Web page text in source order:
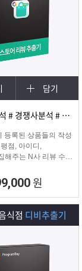
담기
#자사제품분석 # 경쟁사분석 # 마케팅 및 광고
등록된 상품들의 작성
점, 아이디,
해주는 N사 리뷰 수집
원
식점 디비추출기